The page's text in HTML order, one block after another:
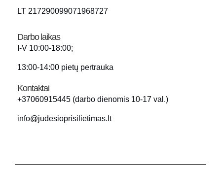
LT 217290099071968727
Darbo laikas
I-V 10:00-18:00;
13:00-14:00 pietų pertrauka
Kontaktai
+37060915445 (darbo dienomis 10-17 val.)
info@judesioprisilietimas.lt